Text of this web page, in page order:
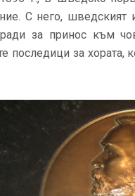
С него, шведският
за принос към
последици за хората,